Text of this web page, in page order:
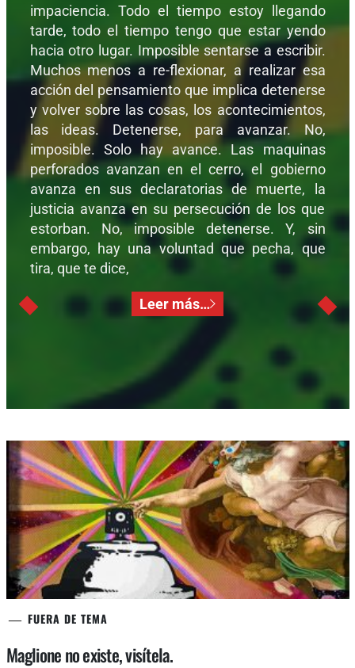
impaciencia. Todo el tiempo estoy llegando
tarde, todo el tiempo tengo que estar yendo
hacia otro lugar. Imposible sentarse a escribir.
Muchos menos a re-flexionar, a realizar esa
acción del pensamiento que implica detenerse
y volver sobre las cosas, los acontecimientos,
las ideas. Detenerse, para avanzar. No,
imposible. Solo hay avance. Las maquinas
perforados avanzan en el cerro, el gobierno
avanza en sus declaratorias de muerte, la
justicia avanza en su persecución de los que
estorban. No, imposible detenerse. Y, sin
embargo, hay una voluntad que pecha, que
tira, que te dice,
Leer más…
FUERA DE TEMA
Maglione no existe, visítela.